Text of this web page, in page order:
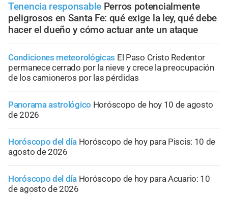
Tenencia responsable Perros potencialmente
peligrosos en Santa Fe: qué exige la ley, qué debe
hacer el dueño y cómo actuar ante un ataque
Condiciones meteorológicas El Paso Cristo Redentor
permanece cerrado por la nieve y crece la preocupación
de los camioneros por las pérdidas
Panorama astrológico Horóscopo de hoy 10 de agosto
de 2026
Horóscopo del día Horóscopo de hoy para Piscis: 10 de
agosto de 2026
Horóscopo del día Horóscopo de hoy para Acuario: 10
de agosto de 2026